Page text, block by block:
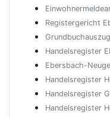
Registergericht
Handelsregister
Ebersbach-
Handelsregister
Handelsregister
Handelsregister